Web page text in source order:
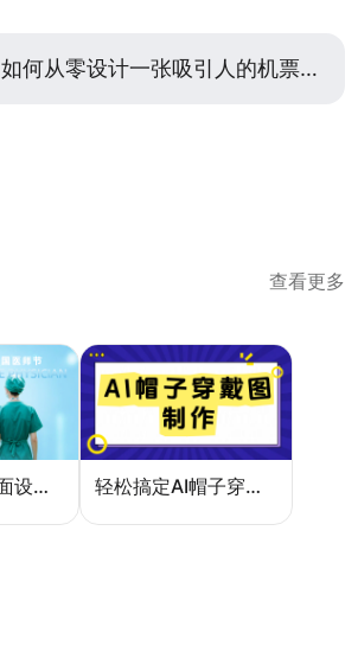
如何从零设计一张吸引人的机票营销宣传图？
查看更多
中国医师节平面设计：一张海报如何讲好白衣故事 轻松搞定AI帽子穿戴图，美图设计室电商主图教程